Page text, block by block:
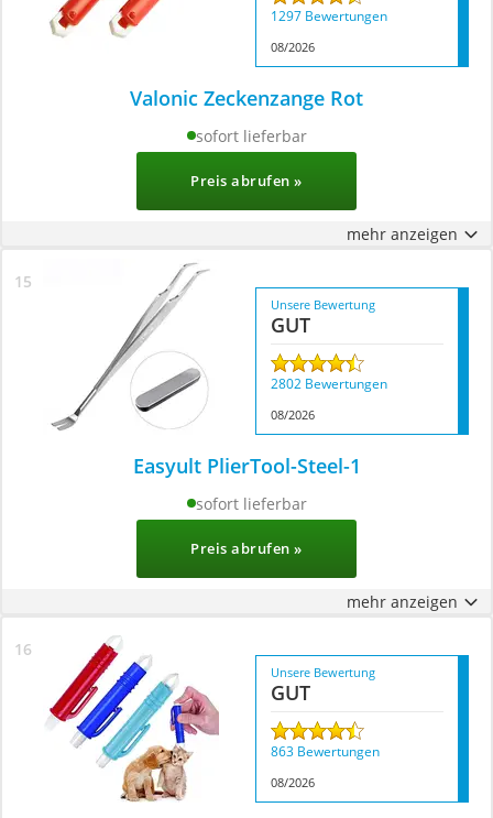
1297 Bewertungen
08/2026
Valonic Zeckenzange Rot
sofort lieferbar
Preis abrufen »
mehr anzeigen
Unsere Bewertung
GUT
2802 Bewertungen
08/2026
Easyult PlierTool-Steel-1
sofort lieferbar
Preis abrufen »
mehr anzeigen
Unsere Bewertung
GUT
863 Bewertungen
08/2026